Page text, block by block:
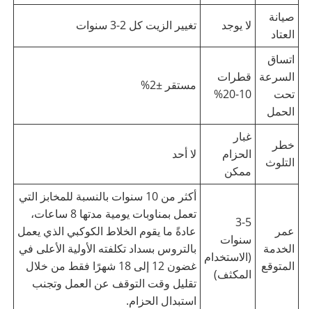
صيانة
العتاد
لا يوجد تغيير الزيت كل 2-3 سنوات
اتساق
السرعة
تحت
الحمل
قطرات
10-20%
مستقر ±2%
خطر
التلوث
غبار
الحزام
ممكن
لا أحد
عمر
الخدمة
المتوقع
3-5
سنوات
(الاستخدام
المكثف)
أكثر من 10 سنوات بالنسبة للمخابز التي
تعمل بمناوبات يومية مدتها 8 ساعات،
عادةً ما يقوم الخلاط الكوكبي الذي يعمل
بالتروس بسداد تكلفته الأولية الأعلى في
غضون 12 إلى 18 شهرًا فقط من خلال
تقليل وقت التوقف عن العمل وتجنب
استبدال الحزام.